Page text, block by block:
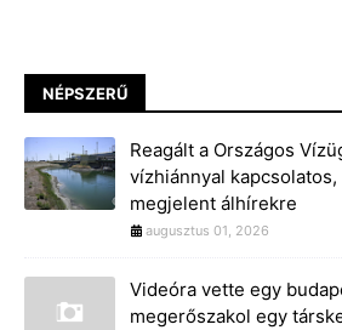
NÉPSZERŰ
Reagált a Országos
vízhiánnyal
megjelent álhírekre
augusztus 01, 2026
Videóra vette egy
megerőszakol egy